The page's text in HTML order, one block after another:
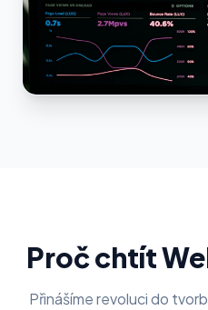
Proč chtít
Přinášíme revoluci do